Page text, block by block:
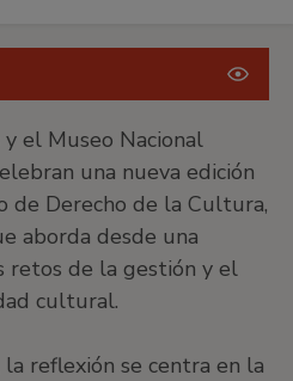
y el Museo Nacional
una nueva edición
de Derecho de la Cultura,
aborda desde una
retos de la gestión y el
cultural.
reflexión se centra en la